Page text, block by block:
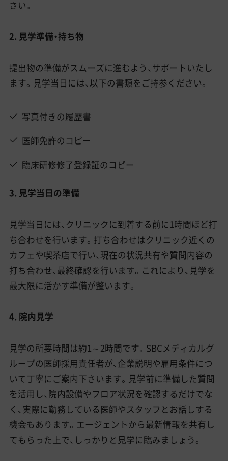
さい。
2. 見学準備・持ち物
提出物の準備がスムーズに進むよう、サポートいたし
ます。見学当日には、以下の書類をご持参ください。
写真付きの履歴書
医師免許のコピー
臨床研修修了登録証のコピー
3. 見学当日の準備
見学当日には、クリニックに到着する前に1時間ほど打
ち合わせを行います。打ち合わせはクリニック近くの
カフェや喫茶店で行い、現在の状況共有や質問内容の
打ち合わせ、最終確認を行います。これにより、見学を
最大限に活かす準備が整います。
4. 院内見学
見学の所要時間は約1～2時間です。SBCメディカルグ
ループの医師採用責任者が、企業説明や雇用条件につ
いて丁寧にご案内下さいます。見学前に準備した質問
を活用し、院内設備やフロア状況を確認するだけでな
く、実際に勤務している医師やスタッフとお話しする
機会もあります。エージェントから最新情報を共有し
てもらった上で、しっかりと見学に臨みましょう。